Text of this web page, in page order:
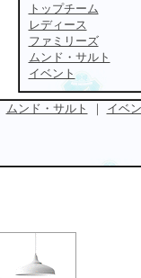
トップチーム
レディース
ファミリーズ
ムンド・サルト
イベント
ムンド・サルト ｜ イベ